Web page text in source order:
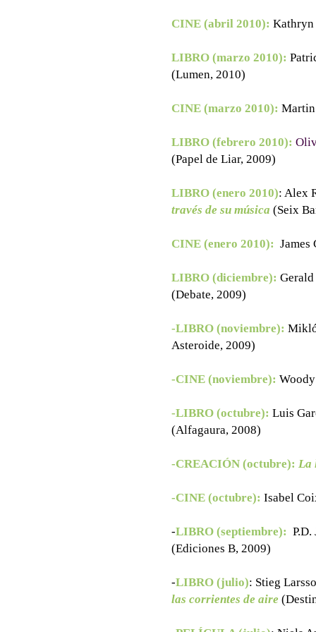
CINE (abril 2010):
LIBRO (marzo 2010):
(Lumen, 2010)
CINE (marzo 2010):
LIBRO (febrero 2010):
(Papel de Liar, 2009)
LIBRO (enero 2010): Alex
través de su música (Seix
CINE (enero 2010): James
LIBRO (diciembre):
(Debate, 2009)
-LIBRO (noviembre):
Asteroide, 2009)
-CINE (noviembre):
-LIBRO (octubre): Luis
(Alfagaura, 2008)
-CREACIÓN (octubre): La
-CINE (octubre): Isabel
-LIBRO (septiembre):
(Ediciones B, 2009)
-LIBRO (julio): Stieg
las corrientes de aire